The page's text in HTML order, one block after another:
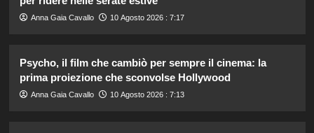
1
risponderemo”.
2
Ad Amici, stecca rimossa in post-
produzione: il retroscena
inaspettato di Irene Guglielmi
Anna Gaia Cavallo 10 Agosto 2026 : 7:17
Psycho, il film che cambiò per sempre il cinema: la
prima proiezione che sconvolse Hollywood
Anna Gaia Cavallo 10 Agosto 2026 : 7:13